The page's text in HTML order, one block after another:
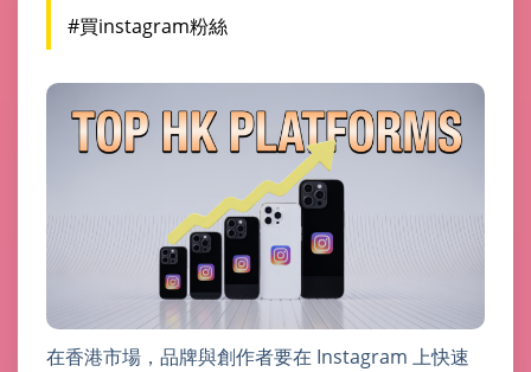
#買instagram粉絲
在香港市場，品牌與創作者要在 Instagram 上快速